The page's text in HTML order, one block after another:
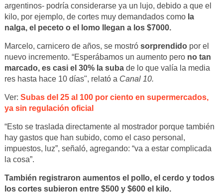
argentinos- podría considerarse ya un lujo, debido a que el
kilo, por ejemplo, de cortes muy demandados como la
nalga, el peceto o el lomo llegan a los $7000.
Marcelo, carnicero de años, se mostró sorprendido por el
nuevo incremento. “Esperábamos un aumento pero no tan
marcado, es casi el 30% la subade lo que valía la media
res hasta hace 10 días", relató a Canal 10.
Ver: Subas del 25 al 100 por ciento en supermercados,
ya sin regulación oficial
“Esto se traslada directamente al mostrador porque también
hay gastos que han subido, como el caso personal,
impuestos, luz”, señaló, agregando: “va a estar complicada
la cosa”.
También registraron aumentos el pollo, el cerdo y todos
los cortes subieron entre $500 y $600 el kilo.